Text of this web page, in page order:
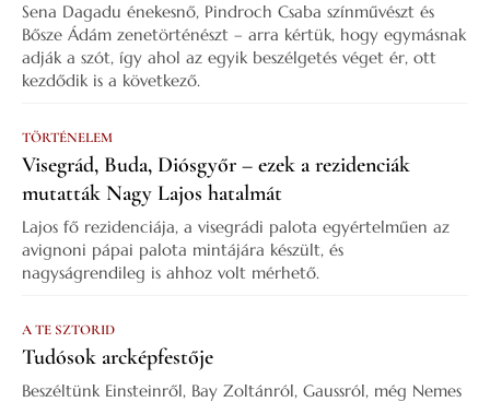
Sena Dagadu énekesnő, Pindroch Csaba színművészt és
Bősze Ádám zenetörténészt – arra kértük, hogy egymásnak
adják a szót, így ahol az egyik beszélgetés véget ér, ott
kezdődik is a következő.
TÖRTÉNELEM
Visegrád, Buda, Diósgyőr – ezek a rezidenciák
mutatták Nagy Lajos hatalmát
Lajos fő rezidenciája, a visegrádi palota egyértelműen az
avignoni pápai palota mintájára készült, és
nagyságrendileg is ahhoz volt mérhető.
A TE SZTORID
Tudósok arcképfestője
Beszéltünk Einsteinről, Bay Zoltánról, Gaussról, még Nemes